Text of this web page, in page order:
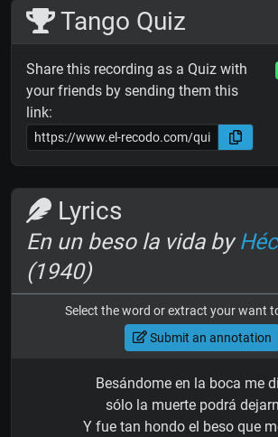
Tango Quiz
Share this recording as a Quiz with
your friends by sending them this
link:
Lyrics
En un beso la vida by
(1940)
Select the word or extract your want
Submit an annotation
Besándome en la boca me
sólo la muerte podrá
Y fue tan hondo el beso que